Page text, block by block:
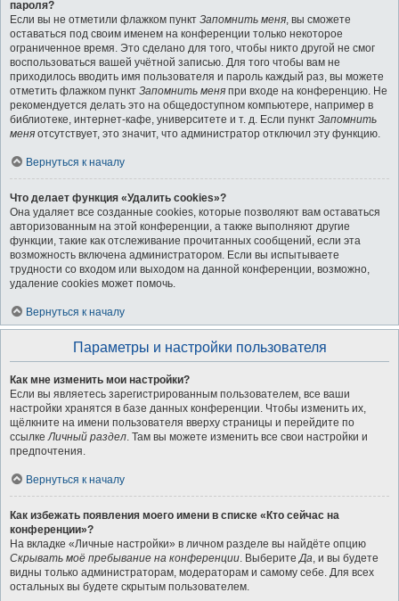
пароля?
Если вы не отметили флажком пункт Запомнить меня, вы сможете
оставаться под своим именем на конференции только некоторое
ограниченное время. Это сделано для того, чтобы никто другой не смог
воспользоваться вашей учётной записью. Для того чтобы вам не
приходилось вводить имя пользователя и пароль каждый раз, вы можете
отметить флажком пункт Запомнить меня при входе на конференцию. Не
рекомендуется делать это на общедоступном компьютере, например в
библиотеке, интернет-кафе, университете и т. д. Если пункт Запомнить
меня отсутствует, это значит, что администратор отключил эту функцию.
Вернуться к началу
Что делает функция «Удалить cookies»?
Она удаляет все созданные cookies, которые позволяют вам оставаться
авторизованным на этой конференции, а также выполняют другие
функции, такие как отслеживание прочитанных сообщений, если эта
возможность включена администратором. Если вы испытываете
трудности со входом или выходом на данной конференции, возможно,
удаление cookies может помочь.
Вернуться к началу
Параметры и настройки пользователя
Как мне изменить мои настройки?
Если вы являетесь зарегистрированным пользователем, все ваши
настройки хранятся в базе данных конференции. Чтобы изменить их,
щёлкните на имени пользователя вверху страницы и перейдите по
ссылкеЛичный раздел. Там вы можете изменить все свои настройки и
предпочтения.
Вернуться к началу
Как избежать появления моего имени в списке «Кто сейчас на
конференции»?
На вкладке «Личные настройки» в личном разделе вы найдёте опцию
Скрывать моё пребывание на конференции. ВыберитеДа, и вы будете
видны только администраторам, модераторам и самому себе. Для всех
остальных вы будете скрытым пользователем.